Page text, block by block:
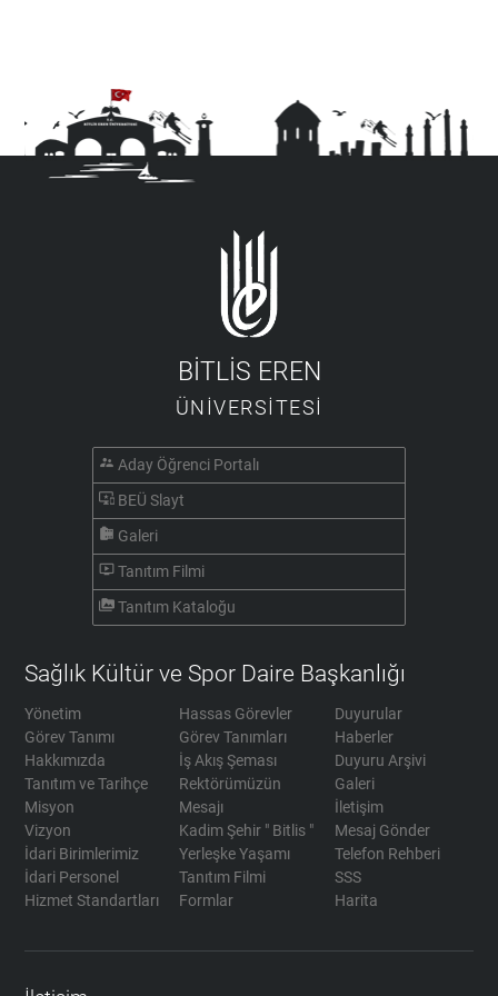
BİTLİS EREN
ÜNİVERSİTESİ
supervisor_account Aday Öğrenci Portalı
important_devices BEÜ Slayt
camera_roll Galeri
ondemand_video Tanıtım Filmi
perm_media Tanıtım Kataloğu
Sağlık Kültür ve Spor Daire Başkanlığı
Yönetim
Görev Tanımı
Hakkımızda
Tanıtım ve Tarihçe
Misyon
Vizyon
İdari Birimlerimiz
İdari Personel
Hizmet Standartları
Hassas Görevler
Görev Tanımları
İş Akış Şeması
Rektörümüzün
Mesajı
Kadim Şehir " Bitlis "
Yerleşke Yaşamı
Tanıtım Filmi
Formlar
Duyurular
Haberler
Duyuru Arşivi
Galeri
İletişim
Mesaj Gönder
Telefon Rehberi
SSS
Harita